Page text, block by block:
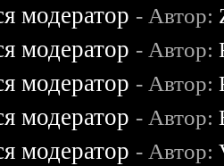
модератор - Автор:
модератор - Автор:
модератор - Автор:
модератор - Автор:
модератор - Автор: